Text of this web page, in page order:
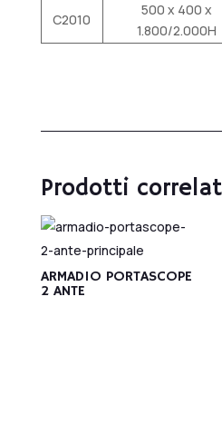
C2010
500 x 400 x
1.800/2.000H
Prodotti
ARMADIO PORTASCOPE
2 ANTE